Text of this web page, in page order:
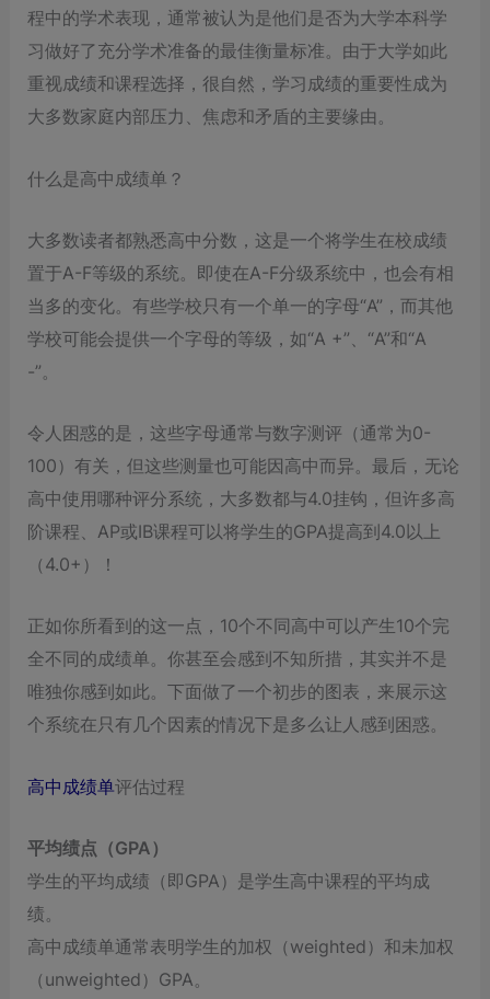
程中的学术表现，通常被认为是他们是否为大学本科学
习做好了充分学术准备的最佳衡量标准。由于大学如此
重视成绩和课程选择，很自然，学习成绩的重要性成为
大多数家庭内部压力、焦虑和矛盾的主要缘由。
什么是高中成绩单？
大多数读者都熟悉高中分数，这是一个将学生在校成绩
置于A-F等级的系统。即使在A-F分级系统中，也会有相
当多的变化。有些学校只有一个单一的字母“A”，而其他
学校可能会提供一个字母的等级，如“A +”、“A”和“A
-”。
令人困惑的是，这些字母通常与数字测评（通常为0-
100）有关，但这些测量也可能因高中而异。最后，无论
高中使用哪种评分系统，大多数都与4.0挂钩，但许多高
阶课程、AP或IB课程可以将学生的GPA提高到4.0以上
（4.0+）！
正如你所看到的这一点，10个不同高中可以产生10个完
全不同的成绩单。你甚至会感到不知所措，其实并不是
唯独你感到如此。下面做了一个初步的图表，来展示这
个系统在只有几个因素的情况下是多么让人感到困惑。
高中成绩单评估过程
平均绩点（GPA）
学生的平均成绩（即GPA）是学生高中课程的平均成
绩。
高中成绩单通常表明学生的加权（weighted）和未加权
（unweighted）GPA。